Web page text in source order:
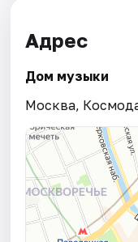
Адрес
Дом музыки
Москва,